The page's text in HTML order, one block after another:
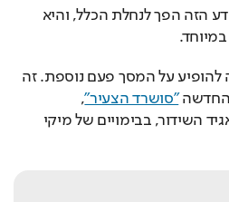
החדשה "סושרד הצעיר"